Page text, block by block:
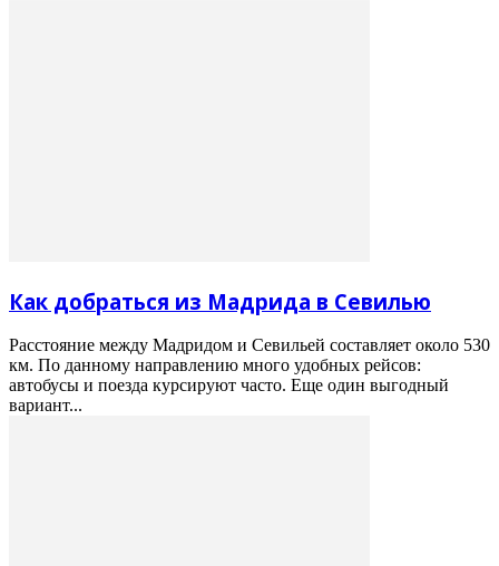
Как добраться из Мадрида в Севилью
Расстояние между Мадридом и Севильей составляет около 530
км. По данному направлению много удобных рейсов:
автобусы и поезда курсируют часто. Еще один выгодный
вариант...